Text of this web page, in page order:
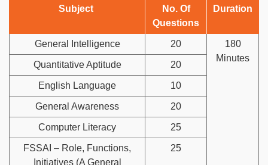
Subject
No. Of
Questions
Duration
General Intelligence 20
180
Minutes
Quantitative Aptitude 20
English Language 10
General Awareness 20
Computer Literacy 25
FSSAI – Role, Functions,
Initiatives (A General
25